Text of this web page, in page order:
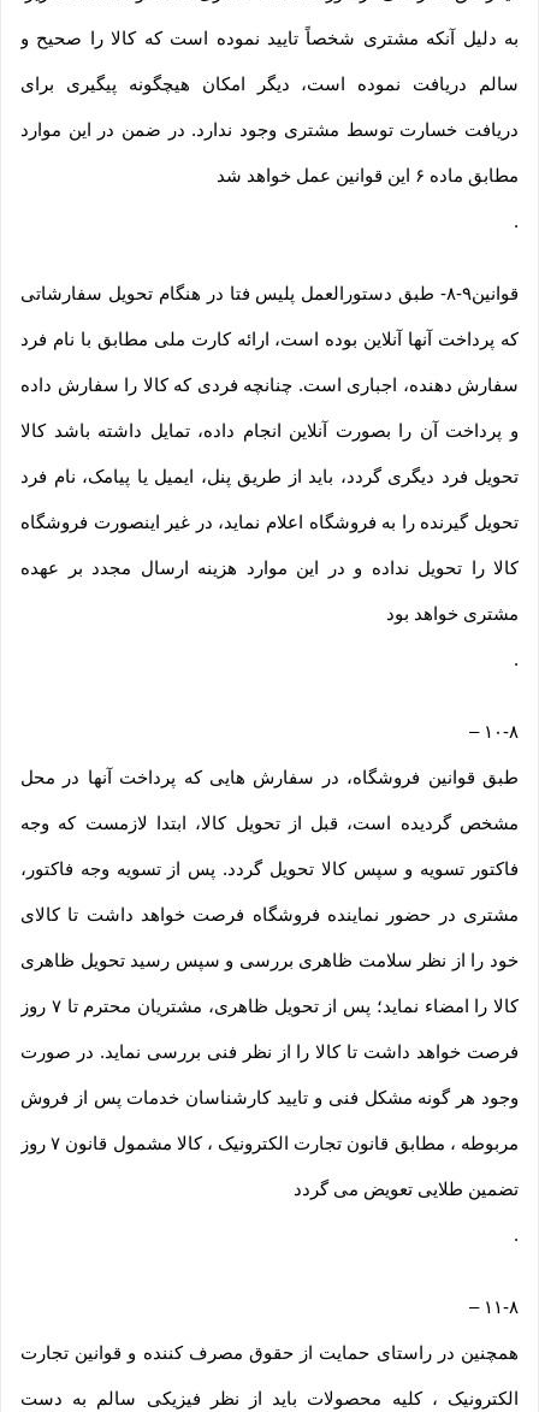
به دلیل آنکه مشتری شخصاً تایید نموده است که کالا را صحیح و
سالم دریافت نموده است، دیگر امکان هیچگونه پیگیری برای
دریافت خسارت توسط مشتری وجود ندارد. در ضمن در این موارد
مطابق ماده ۶ این قوانین عمل خواهد شد
.
قوانین۹-۸- طبق دستورالعمل پلیس فتا در هنگام تحویل سفارشاتی
که پرداخت آنها آنلاین بوده است، ارائه کارت ملی مطابق با نام فرد
سفارش دهنده، اجباری است. چنانچه فردی که کالا را سفارش داده
و پرداخت آن را بصورت آنلاین انجام داده، تمایل داشته باشد کالا
تحویل فرد دیگری گردد، باید از طریق پنل، ایمیل یا پیامک، نام فرد
تحویل گیرنده را به فروشگاه اعلام نماید، در غیر اینصورت فروشگاه
کالا را تحویل نداده و در این موارد هزینه ارسال مجدد بر عهده
مشتری خواهد بود
.
۱۰-۸ –
طبق قوانین فروشگاه، در سفارش هایی که پرداخت آنها در محل
مشخص گردیده است، قبل از تحویل کالا، ابتدا لازمست که وجه
فاکتور تسویه و سپس کالا تحویل گردد. پس از تسویه وجه فاکتور،
مشتری در حضور نماینده فروشگاه فرصت خواهد داشت تا کالای
خود را از نظر سلامت ظاهری بررسی و سپس رسید تحویل ظاهری
کالا را امضاء نماید؛ پس از تحویل ظاهری، مشتریان محترم تا ۷ روز
فرصت خواهد داشت تا کالا را از نظر فنی بررسی نماید. در صورت
وجود هر گونه مشکل فنی و تایید کارشناسان خدمات پس از فروش
مربوطه ، مطابق قانون تجارت الکترونیک ، کالا مشمول قانون ۷ روز
تضمین طلایی تعویض می گردد
.
۱۱-۸ –
همچنین در راستای حمایت از حقوق مصرف کننده و قوانین تجارت
الکترونیک ، کلیه محصولات باید از نظر فیزیکی سالم به دست